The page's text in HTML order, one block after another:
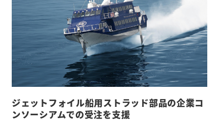
ジェットフォイル船用ストラッド部品の企業コ
ンソーシアムでの受注を支援